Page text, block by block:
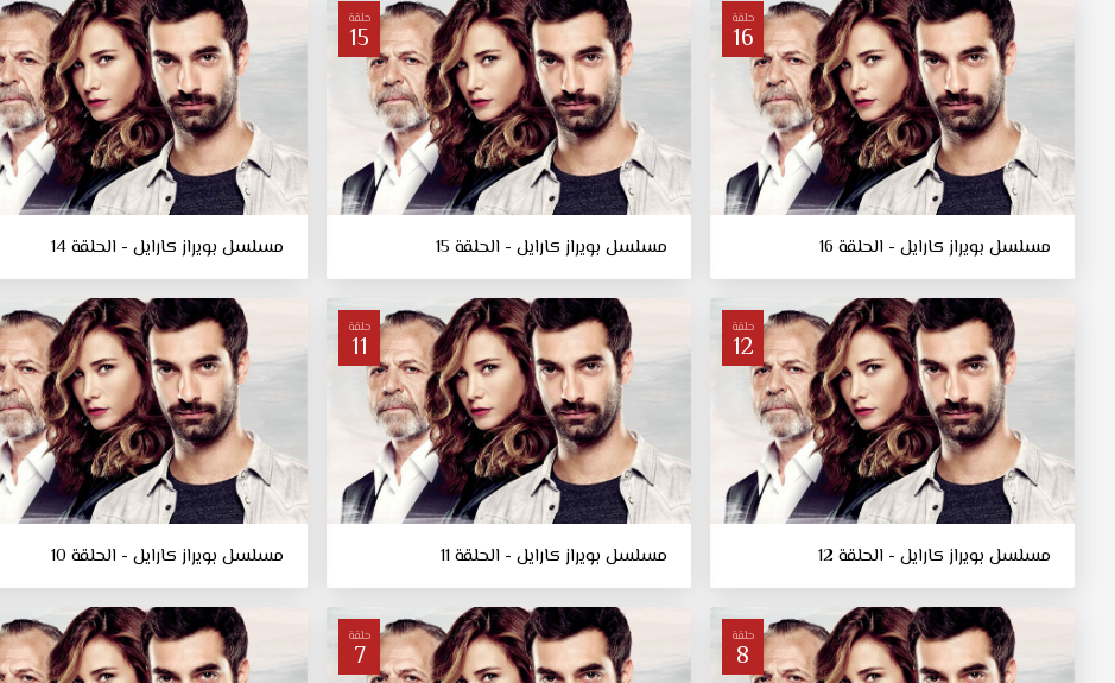
حلقة
16
مسلسل بويراز كارايل - الحلقة 16
حلقة
15
مسلسل بويراز كارايل - الحلقة 15 مسلسل بويراز كارايل - الحلقة 14
حلقة
12
مسلسل بويراز كارايل - الحلقة 12
حلقة
11
مسلسل بويراز كارايل - الحلقة 11 مسلسل بويراز كارايل - الحلقة 10
حلقة
8
حلقة
7